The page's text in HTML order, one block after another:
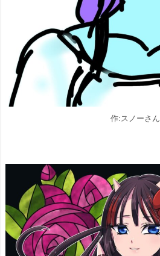
作:スノーさん